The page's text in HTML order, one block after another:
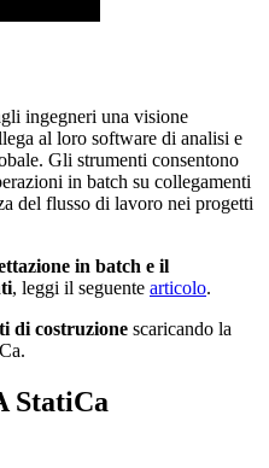
ingegneri una visione
al loro software di analisi e
Gli strumenti consentono
in batch su collegamenti
del flusso di lavoro nei progetti
in batch e il
, leggi il seguente articolo.
di costruzione scaricando la
StatiCa